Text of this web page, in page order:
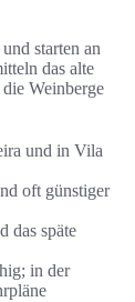
starten an
das alte
Weinberge
und in Vila
oft günstiger
das späte
in der